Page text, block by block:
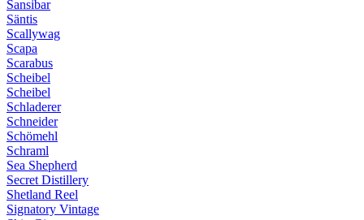
Sansibar
Säntis
Scallywag
Scapa
Scarabus
Scheibel
Scheibel
Schladerer
Schneider
Schömehl
Schraml
Sea Shepherd
Secret Distillery
Shetland Reel
Signatory Vintage